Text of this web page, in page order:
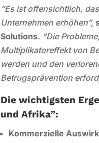
“Es ist offensichtlich,
Unternehmen erhöhen”,
Solutions. “Die
Multiplikatoreffekt von
werden und den
Betrugsprävention
Die wichtigsten
und Afrika”:
Kommerzielle